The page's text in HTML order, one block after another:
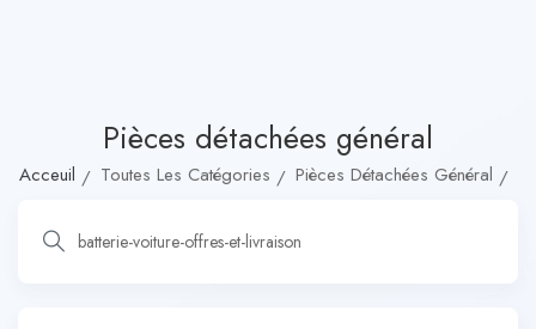
Pièces détachées général
Acceuil Toutes Les Catégories Pièces Détachées Général